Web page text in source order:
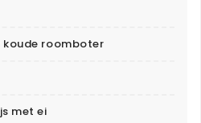
koude roomboter
met ei